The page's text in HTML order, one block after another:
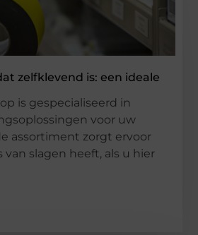
zelfklevend is: een ideale
is gespecialiseerd in
voor uw
assortiment zorgt ervoor
slagen heeft, als u hier